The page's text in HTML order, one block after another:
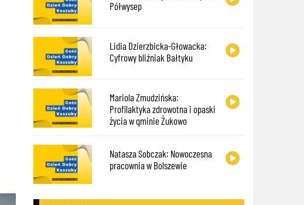
Półwysep
Lidia Dzierzbicka-Głowacka:
Cyfrowy bliźniak Bałtyku
Mariola Zmudzińska:
Profilaktyka zdrowotna i opaski
życia w gminie Żukowo
Natasza Sobczak: Nowoczesna
pracownia w Bolszewie